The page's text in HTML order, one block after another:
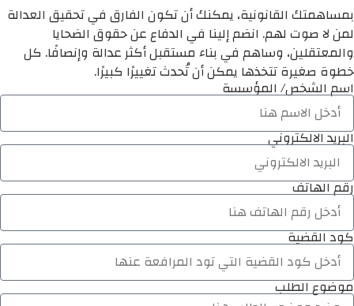
بمساهمتك القانونية، يمكنك أن تكون الفارق في تحقيق العدالة
لمن لا صوت لهم. انضم إلينا في الدفاع عن حقوق الضحايا
والمعتقلين، وساهم في بناء مستقبل أكثر عدالة وإنصافًا. كل
خطوة صغيرة تتخذها يمكن أن تُحدث تغييرًا كبيرًا.
اسم الشخص/ المؤسسة
البريد الالكتروني
رقم الهاتف
كود القضية
موضوع الطلب